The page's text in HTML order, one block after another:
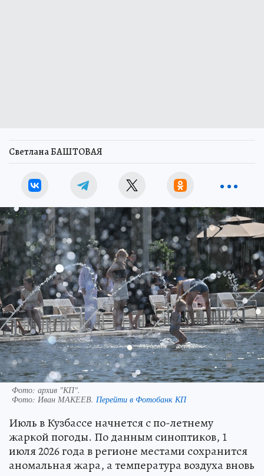
Светлана БАШТОВАЯ
Фото: архив "КП".
Фото: Иван МАКЕЕВ. Перейти в Фотобанк КП
Июль в Кузбассе начнется с по-летнему
жаркой погоды. По данным синоптиков, 1
июля 2026 года в регионе местами сохранится
аномальная жара, а температура воздуха вновь